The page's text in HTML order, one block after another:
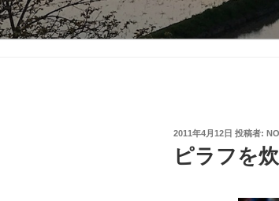
投
日:
2011年4月12日 投稿者:
ピラフを